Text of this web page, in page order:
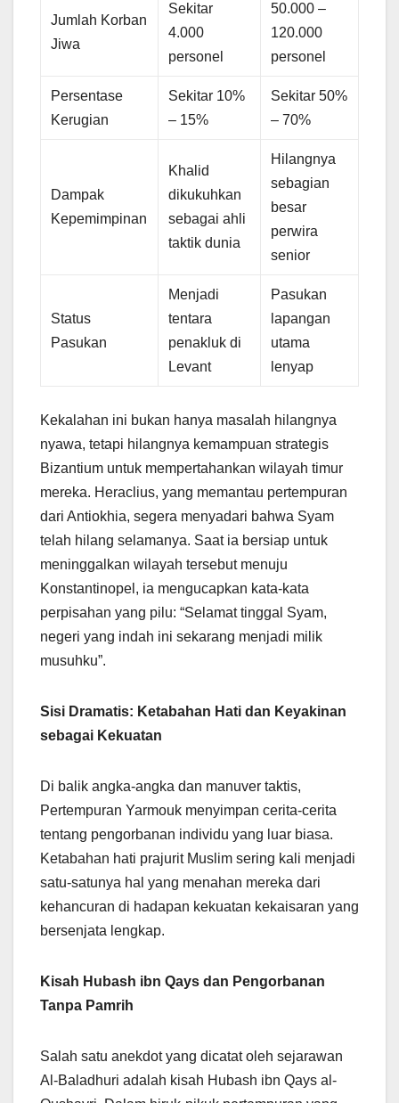
Jumlah Korban
Jiwa
Sekitar
4.000
personel
50.000 –
120.000
personel
Persentase
Kerugian
Sekitar 10%
– 15%
Sekitar 50%
– 70%
Dampak
Kepemimpinan
Khalid
dikukuhkan
sebagai ahli
taktik dunia
Hilangnya
sebagian
besar
perwira
senior
Status
Pasukan
Menjadi
tentara
penakluk di
Levant
Pasukan
lapangan
utama
lenyap
Kekalahan ini bukan hanya masalah hilangnya
nyawa, tetapi hilangnya kemampuan strategis
Bizantium untuk mempertahankan wilayah timur
mereka. Heraclius, yang memantau pertempuran
dari Antiokhia, segera menyadari bahwa Syam
telah hilang selamanya. Saat ia bersiap untuk
meninggalkan wilayah tersebut menuju
Konstantinopel, ia mengucapkan kata-kata
perpisahan yang pilu: “Selamat tinggal Syam,
negeri yang indah ini sekarang menjadi milik
musuhku”.
Sisi Dramatis: Ketabahan Hati dan Keyakinan
sebagai Kekuatan
Di balik angka-angka dan manuver taktis,
Pertempuran Yarmouk menyimpan cerita-cerita
tentang pengorbanan individu yang luar biasa.
Ketabahan hati prajurit Muslim sering kali menjadi
satu-satunya hal yang menahan mereka dari
kehancuran di hadapan kekuatan kekaisaran yang
bersenjata lengkap.
Kisah Hubash ibn Qays dan Pengorbanan
Tanpa Pamrih
Salah satu anekdot yang dicatat oleh sejarawan
Al-Baladhuri adalah kisah Hubash ibn Qays al-